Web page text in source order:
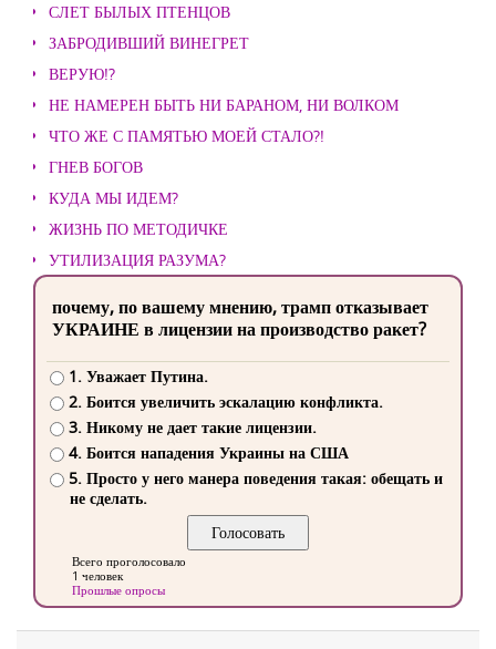
СЛЕТ БЫЛЫХ ПТЕНЦОВ
ЗАБРОДИВШИЙ ВИНЕГРЕТ
ВЕРУЮ!?
НЕ НАМЕРЕН БЫТЬ НИ БАРАНОМ, НИ ВОЛКОМ
ЧТО ЖЕ С ПАМЯТЬЮ МОЕЙ СТАЛО?!
ГНЕВ БОГОВ
КУДА МЫ ИДЕМ?
ЖИЗНЬ ПО МЕТОДИЧКЕ
УТИЛИЗАЦИЯ РАЗУМА?
почему, по вашему мнению, трамп отказывает
УКРАИНЕ в лицензии на производство ракет?
1. Уважает Путина.
2. Боится увеличить эскалацию конфликта.
3. Никому не дает такие лицензии.
4. Боится нападения Украины на США
5. Просто у него манера поведения такая: обещать и
не сделать.
Всего проголосовало
1 человек
Прошлые опросы